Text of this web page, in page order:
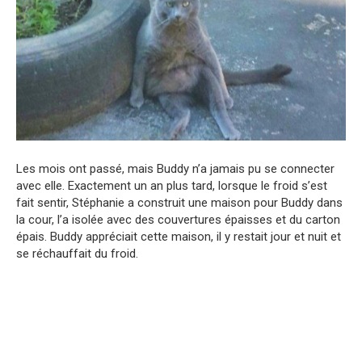
Les mois ont passé, mais Buddy n’a jamais pu se connecter
avec elle. Exactement un an plus tard, lorsque le froid s’est
fait sentir, Stéphanie a construit une maison pour Buddy dans
la cour, l’a isolée avec des couvertures épaisses et du carton
épais. Buddy appréciait cette maison, il y restait jour et nuit et
se réchauffait du froid.